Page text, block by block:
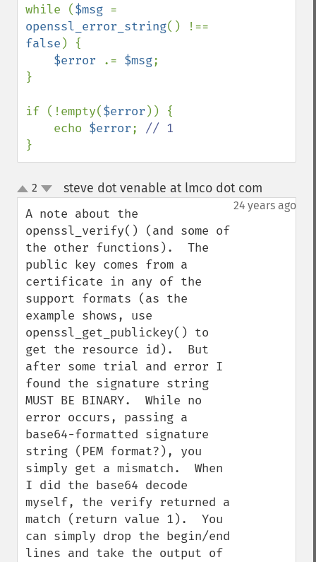
while ($msg
openssl_error_string
false ) {
$error
.= $msg;
}
if (!empty($error )) {
    echo
$error;
}
up
down
2 steve dot venable at lmco dot com
24 years ago
A note about the
openssl_verify() (and some of
the other functions).  The
public key comes from a
certificate in any of the
support formats (as the
example shows, use
openssl_get_publickey() to
get the resource id).  But
after some trial and error I
found the signature string
MUST BE BINARY.  While no
error occurs, passing a
base64-formatted signature
string (PEM format?), you
simply get a mismatch.  When
I did the base64 decode
myself, the verify returned a
match (return value 1).  You
can simply drop the begin/end
lines and take the output of